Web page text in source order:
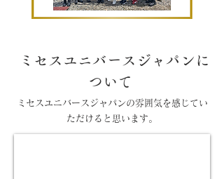
ミセスユニバースジャパンに
ついて
ミセスユニバースジャパンの雰囲気を感じてい
ただけると思います。